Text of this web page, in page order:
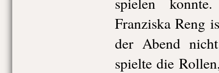
Franziska Reng
der Abend
spielte die